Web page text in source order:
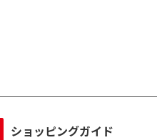
ショッピングガイド